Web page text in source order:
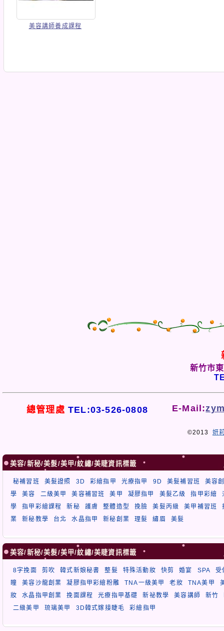
美容講師養成課程
新竹市
總管理處 TEL:03-526-0808 E-Mail:
©2013 妍
美容/新秘/美髮/美甲/紋繡/美睫資訊標籤
秘補習班 美髮證照 3D 彩繪指甲 光療指甲 9D 美髮補習班
美容
學
美容 二級美甲 美容補習班 美甲 凝膠指甲 美髮乙級 指甲彩繪
學
指甲彩繪課程 新秘 護膚 整體造型 挽臉 美髮丙級 美甲補習班
業
新秘教學 台北 水晶指甲 新秘創業 理髮 繡眉 美髮
美容/新秘/美髮/美甲/紋繡/美睫資訊標籤
8字挽面 剪吹 韓式新娘秘書 整髮 特殊活動妝 快剪 婚宴 SPA
受
瞳
美容沙龍創業 凝膠指甲彩繪粉雕 TNA一級美甲 老妝 TNA美甲
妝
水晶指甲創業 挽面課程 光療指甲基礎 新祕教學 美容講師 新竹
二級美甲
琉璃美甲 3D韓式嫁接睫毛 彩繪指甲